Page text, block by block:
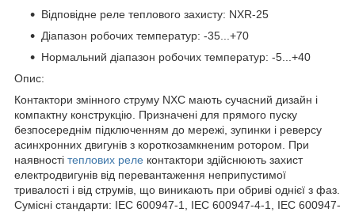
Відповідне реле теплового захисту: NXR-25
Діапазон робочих температур: -35...+70
Нормальний діапазон робочих температур: -5...+40
Опис:
Контактори змінного струму NXC мають сучасний дизайн і
компактну конструкцію. Призначені для прямого пуску
безпосереднім підключенням до мережі, зупинки і реверсу
асинхронних двигунів з короткозамкненим ротором. При
наявності теплових реле контактори здійснюють захист
електродвигунів від перевантаження неприпустимої
тривалості і від струмів, що виникають при обриві однієї з фаз.
Сумісні стандарти: IEC 600947-1, IEC 600947-4-1, IEC 600947-